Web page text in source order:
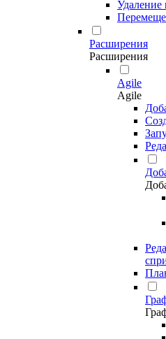
Удаление
Расширения
Расширения
Agile
Agile